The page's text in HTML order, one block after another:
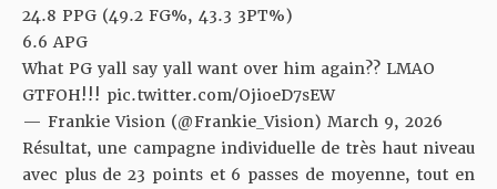
24.8 PPG (49.2 FG%, 43.3 3PT%)
6.6 APG
What PG yall say yall want over him again?? LMAO
GTFOH!!! pic.twitter.com/OjioeD7sEW
— Frankie Vision (@Frankie_Vision) March 9, 2026
Résultat, une campagne individuelle de très haut niveau
avec plus de 23 points et 6 passes de moyenne, tout en